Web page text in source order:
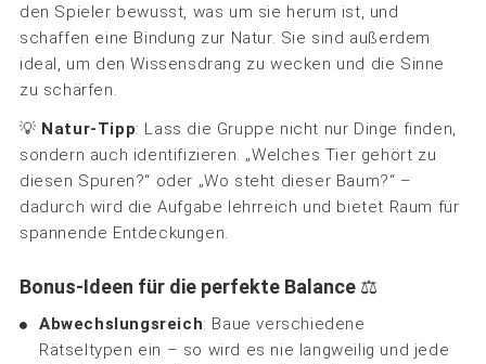
den Spieler bewusst, was um sie herum ist, und
schaffen eine Bindung zur Natur. Sie sind außerdem
ideal, um den Wissensdrang zu wecken und die Sinne
zu schärfen.
💡 Natur-Tipp: Lass die Gruppe nicht nur Dinge finden,
sondern auch identifizieren. „Welches Tier gehört zu
diesen Spuren?“ oder „Wo steht dieser Baum?“ –
dadurch wird die Aufgabe lehrreich und bietet Raum für
spannende Entdeckungen.
Bonus-Ideen für die perfekte Balance ⚖️
Abwechslungsreich: Baue verschiedene
Rätseltypen ein – so wird es nie langweilig und jede